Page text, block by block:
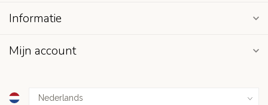
Informatie
Mijn account